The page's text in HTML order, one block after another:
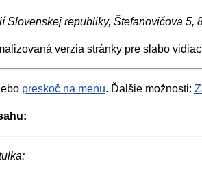
Slovenskej republiky, Štefanovičova 5,
verzia stránky pre slabo
preskoč na menu. Ďalšie možnosti: